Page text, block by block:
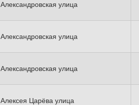
Александровская улица
Александровская улица
Александровская улица
Алексея Царёва улица